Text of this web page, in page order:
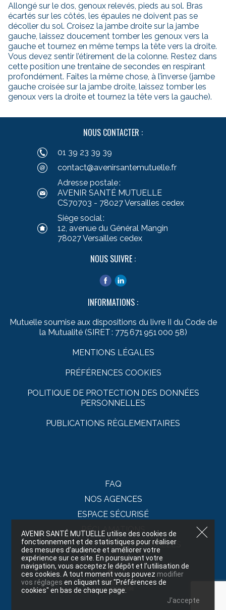
Allongé sur le dos, genoux relevés, pieds au sol. Bras
écartés sur les côtés, les épaules ne doivent pas se
décoller du sol. Croisez la jambe droite sur la jambe
gauche, laissez doucement tomber les genoux vers la
gauche et tournez en même temps la tête vers la droite.
Vous devez sentir l’étirement de la colonne. Restez dans
cette position une trentaine de secondes en respirant
profondément. Faites la même chose, à l’inverse (jambe
gauche croisée sur la jambe droite, laissez tomber les
genoux vers la droite et tournez la tête vers la gauche).
NOUS CONTACTER :
01 39 23 39 39
contact@avenirsantemutuelle.fr
Adresse postale :
AVENIR SANTÉ MUTUELLE
CS70703 - 78027 Versailles cedex
Siège social :
12, avenue du Général Mangin
78027 Versailles cedex
NOUS SUIVRE :
INFORMATIONS :
Mutuelle soumise aux dispositions du livre II du Code de
la Mutualité (SIRET : 775 671 951 000 58)
MENTIONS LÉGALES
PRÉFÉRENCES COOKIES
POLITIQUE DE PROTECTION DES DONNÉES
PERSONNELLES
PUBLICATIONS RÈGLEMENTAIRES
FAQ
NOS AGENCES
ESPACE SÉCURISÉ
RÉCLAMATIONS
NOS OFFRES PROMOTIONNELLES
AVENIR SANTÉ MUTUELLE utilise des cookies de
fonctionnement et de statistiques pour réaliser
des mesures d’audience et améliorer votre
expérience sur ce site. En poursuivant votre
navigation, vous acceptez le dépôt et l’utilisation de
ces cookies. A tout moment vous pouvez modifier
vos réglages en cliquant sur "Préférences de
cookies" en bas de chaque page.
J'accepte